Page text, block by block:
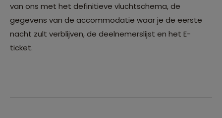
van ons met het definitieve vluchtschema, de
gegevens van de accommodatie waar je de eerste
nacht zult verblijven, de deelnemerslijst en het E-
ticket.